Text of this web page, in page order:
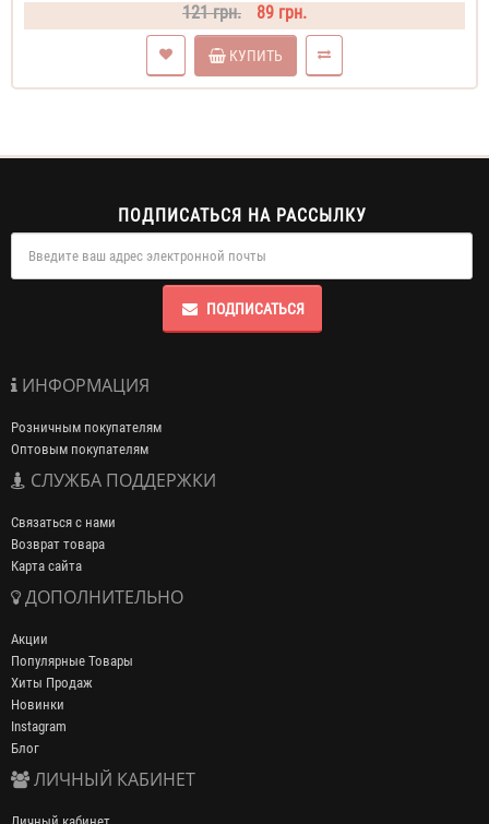
121 грн. 89 грн.
КУПИТЬ
ПОДПИСАТЬСЯ НА РАССЫЛКУ
ПОДПИСАТЬСЯ
ИНФОРМАЦИЯ
Розничным покупателям
Оптовым покупателям
СЛУЖБА ПОДДЕРЖКИ
Связаться с нами
Возврат товара
Карта сайта
ДОПОЛНИТЕЛЬНО
Акции
Популярные Товары
Хиты Продаж
Новинки
Instagram
Блог
ЛИЧНЫЙ КАБИНЕТ